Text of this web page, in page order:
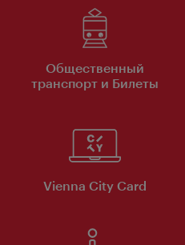
Общественный
транспорт и Билеты
Vienna City Card